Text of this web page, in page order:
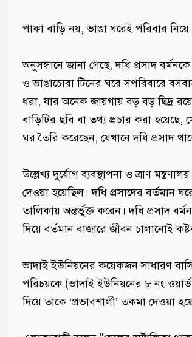
‎​পাকা বাড়ি নয়, ভাঙা ঘরেই পরিবার
‎​অনুসন্ধানে জানা গেছে, দধি প্রসাদ
ও ভাঙাচোরা টিনের ঘরে সপরিবারে
ধরা, যার অনেক জায়গায় বড় বড় ছিদ্র
বাড়িটির ছবি বা তথ্য প্রচার করা হয়েছে,
ঘর তৈরি করেছেন, যেখানে দধি প্রসাদ
‎উল্লেখ্য ​দুর্যোগ ব্যবস্থাপনা ও ত্রাণ
দেওয়া হয়েছিল। দধি প্রসাদের বর্তমান
তালিকায় অন্তর্ভুক্ত করেন। দধি প্রসাদ
দিয়ে বর্তমান বাজারে জীবন চালানোই
‎​​ভাদাই ইউনিয়নের কয়েকজন সাধারণ
পরিচয়কে (ভাদাই ইউনিয়নের ৮ নং
দিয়ে তাকে ‘প্রভাবশালী’ তকমা দেওয়া